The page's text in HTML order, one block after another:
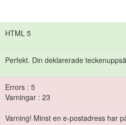
HTML 5
Perfekt. Din deklarerade
Errors : 5
Varningar : 23
Varning! Minst en e-postadress har